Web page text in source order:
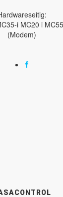
i MC20 i
(Modem)